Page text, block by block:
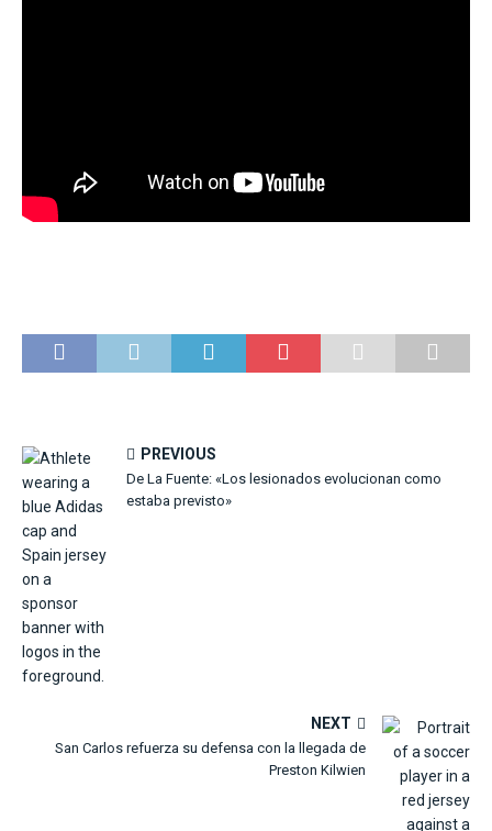
PREVIOUS
De La Fuente: «Los lesionados evolucionan como
estaba previsto»
NEXT
San Carlos refuerza su defensa con la llegada de
Preston Kilwien